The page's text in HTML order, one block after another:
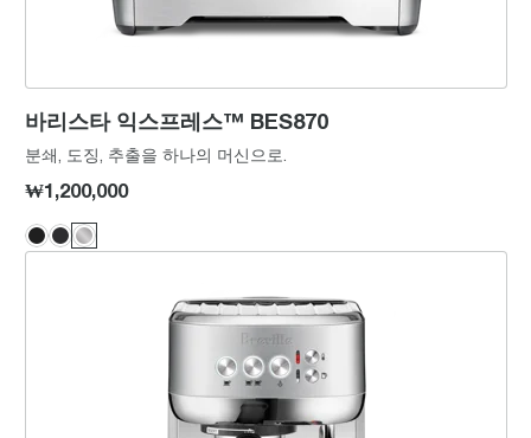
바리스타 익스프레스™ BES870
분쇄, 도징, 추출을 하나의 머신으로.
₩1,200,000